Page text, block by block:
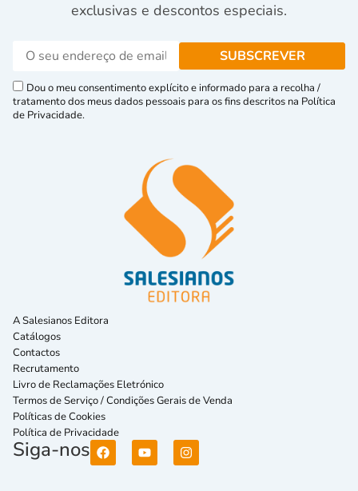
exclusivas e descontos especiais.
Dou o meu consentimento explícito e informado para a recolha /
tratamento dos meus dados pessoais para os fins descritos na Política
de Privacidade.
A Salesianos Editora
Catálogos
Contactos
Recrutamento
Livro de Reclamações Eletrónico
Termos de Serviço / Condições Gerais de Venda
Políticas de Cookies
Política de Privacidade
Siga-nos